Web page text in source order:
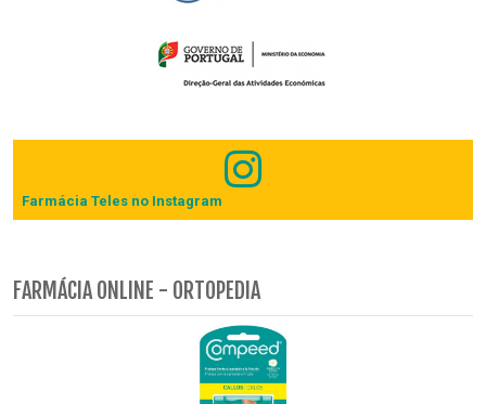
Farmácia Teles no Instagram
FARMÁCIA ONLINE - ORTOPEDIA